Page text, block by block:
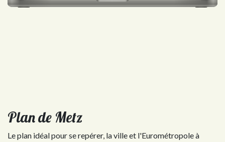
Plan de Metz
Le plan idéal pour se repérer, la ville et l'Eurométropole à